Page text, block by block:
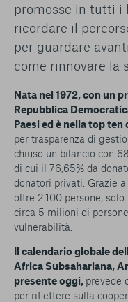
conto del fatto che il
condizionare
funzionamento.
selezione relativa ai
stata selezionata
possibile consultare la
Cookie strettamente
Cookie di analisi
Cookies di marketing
promosse in tutti i
ricordare il
per guardare
come rinnovare la
Nata nel 1972, con un
Repubblica
Paesi ed è nella top
per trasparenza di
chiuso un bilancio con
di cui il 76,65% da
donatori privati. Grazie
oltre 2.100 persone,
circa 5 milioni di
vulnerabilità.
Il calendario globale
Africa Subsahariana,
presente oggi, prevede
per riflettere sulla